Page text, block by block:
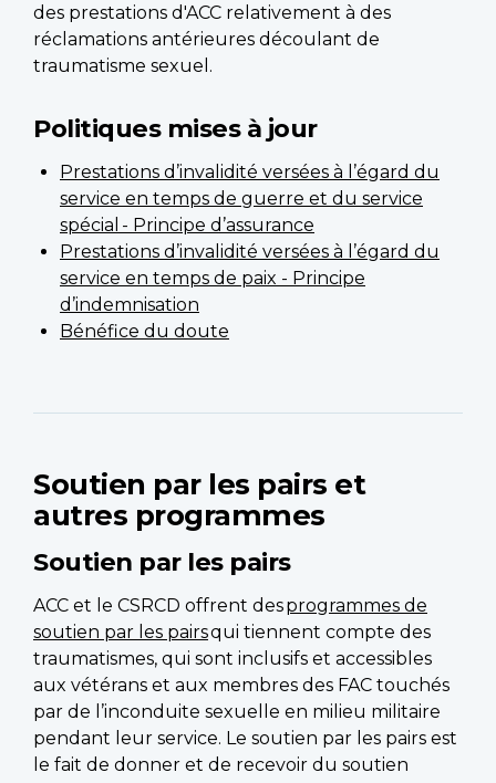
des prestations d'ACC relativement à des
réclamations antérieures découlant de
traumatisme sexuel.
Politiques mises à jour
Prestations d’invalidité versées à l’égard du
service en temps de guerre et du service
spécial - Principe d’assurance
Prestations d’invalidité versées à l’égard du
service en temps de paix - Principe
d’indemnisation
Bénéfice du doute
Soutien par les pairs et
autres programmes
Soutien par les pairs
ACC et le CSRCD offrent desprogrammes de
soutien par les pairsqui tiennent compte des
traumatismes, qui sont inclusifs et accessibles
aux vétérans et aux membres des FAC touchés
par de l’inconduite sexuelle en milieu militaire
pendant leur service. Le soutien par les pairs est
le fait de donner et de recevoir du soutien